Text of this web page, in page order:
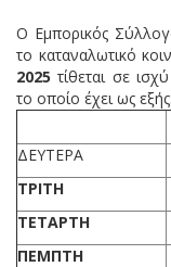
Ο Εμπορικός
το καταναλωτικό
2025 τίθεται σε
το οποίο έχει ως εξής:
ΔΕΥΤΕΡΑ
ΤΡΙΤΗ
ΤΕΤΑΡΤΗ
ΠΕΜΠΤΗ